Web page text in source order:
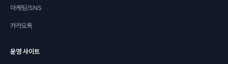
마케팅/SNS
카카오톡
운영 사이트